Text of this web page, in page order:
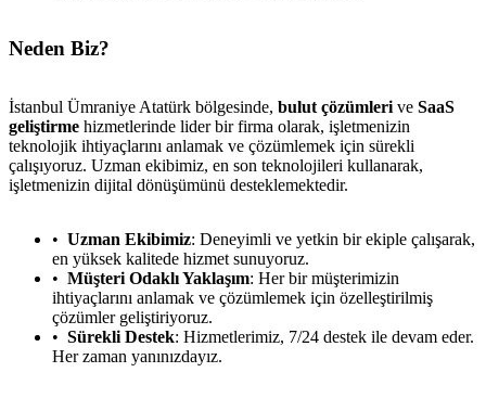
Neden Biz?
İstanbul Ümraniye Atatürk bölgesinde, bulut çözümlerive SaaS
geliştirme hizmetlerinde lider bir firma olarak, işletmenizin
teknolojik ihtiyaçlarını anlamak ve çözümlemek için sürekli
çalışıyoruz. Uzman ekibimiz, en son teknolojileri kullanarak,
işletmenizin dijital dönüşümünü desteklemektedir.
Uzman Ekibimiz: Deneyimli ve yetkin bir ekiple çalışarak,
en yüksek kalitede hizmet sunuyoruz.
Müşteri Odaklı Yaklaşım: Her bir müşterimizin
ihtiyaçlarını anlamak ve çözümlemek için özelleştirilmiş
çözümler geliştiriyoruz.
Sürekli Destek: Hizmetlerimiz, 7/24 destek ile devam eder.
Her zaman yanınızdayız.